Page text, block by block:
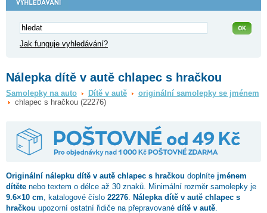
Jak funguje vyhledávání?
Nálepka dítě v autě chlapec s hračkou
Samolepky na auto Dítě v autě
originální samolepky se jménem
chlapec s hračkou (22276)
Originální nálepku dítě v autě chlapec s hračkou doplníte jménem
dítěte nebo textem o délce až 30 znaků. Minimální rozměr samolepky je
9.6×10 cm , katalogové číslo 22276
Nálepka dítě v autě chlapec s
hračkou upozorní ostatní řidiče na přepravované dítě v autě